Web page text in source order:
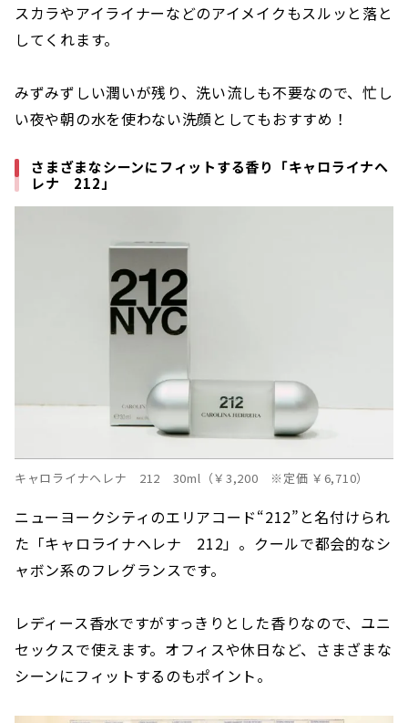
スカラやアイライナーなどのアイメイクもスルッと落と
してくれます。
みずみずしい潤いが残り、洗い流しも不要なので、忙し
い夜や朝の水を使わない洗顔としてもおすすめ！
さまざまなシーンにフィットする香り「キャロライナヘ
レナ 212」
キャロライナヘレナ 212 30ml（￥3,200 ※定価 ￥6,710）
ニューヨークシティのエリアコード“212”と名付けられ
た「キャロライナヘレナ 212」。クールで都会的なシ
ャボン系のフレグランスです。
レディース香水ですがすっきりとした香りなので、ユニ
セックスで使えます。オフィスや休日など、さまざまな
シーンにフィットするのもポイント。